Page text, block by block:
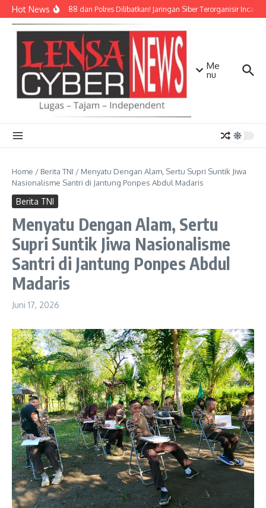
Lewati ke konten
Hot NewsDensus 88 dan Polres Dilibatkan! Jaringan Siber Terorganisir Incar
Me
nu
Home / Berita TNI / Menyatu Dengan Alam, Sertu Supri Suntik Jiwa
Nasionalisme Santri di Jantung Ponpes Abdul Madaris
Berita TNI
Menyatu Dengan Alam, Sertu
Supri Suntik Jiwa Nasionalisme
Santri di Jantung Ponpes Abdul
Madaris
Juni 17, 2026